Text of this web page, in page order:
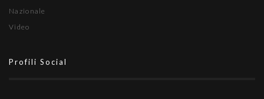
Nazionale
Video
Profili Social